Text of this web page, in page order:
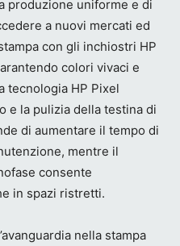
produzione uniforme e di
a nuovi mercati ed
con gli inchiostri HP
colori vivaci e
tecnologia HP Pixel
e la pulizia della testina di
di aumentare il tempo di
mentre il
consente
in spazi ristretti.
nella stampa